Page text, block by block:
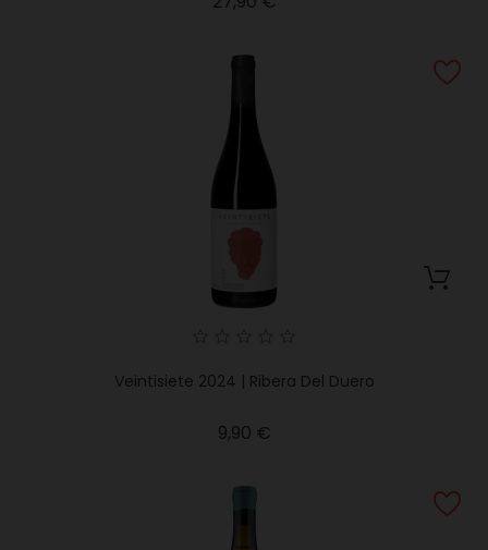
Veintisiete 2024 | Ribera Del Duero
9,90 €